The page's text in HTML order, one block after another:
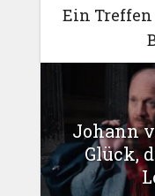
Ein
Johann
Glück,